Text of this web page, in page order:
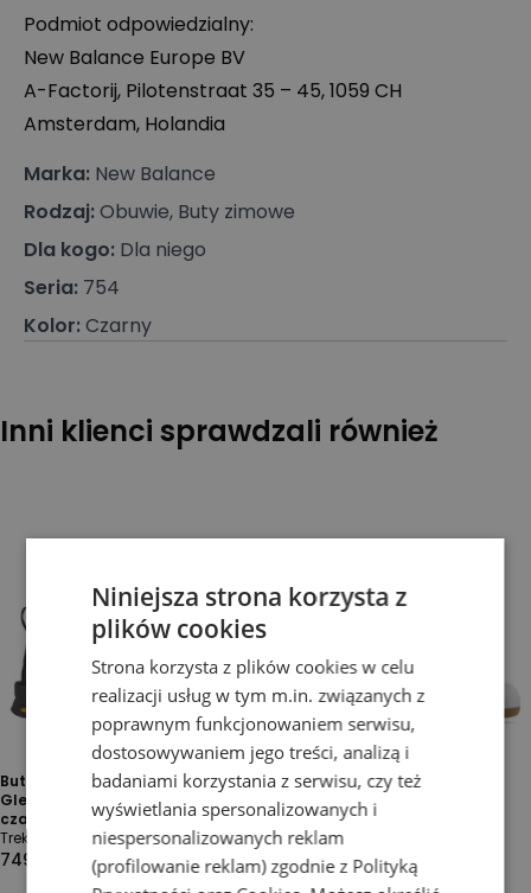
Podmiot odpowiedzialny:
New Balance Europe BV
A-Factorij, Pilotenstraat 35 – 45, 1059 CH
Amsterdam, Holandia
Marka: New Balance
Rodzaj:Obuwie, Buty zimowe
Dla kogo: Dla niego
Seria: 754
Kolor:Czarny
Inni klienci sprawdzali również
Buty unisex The North Face
Glenclyffe 0A8DAPW9O1 -
czarne
Trekking
749,99 zł
Buty unisex New Balance
U480P1BB - białe
New Balance 480
349,99 zł
-30%
Niniejsza strona korzysta z
plików cookies
Strona korzysta z plików cookies w celu
realizacji usług w tym m.in. związanych z
poprawnym funkcjonowaniem serwisu,
dostosowywaniem jego treści, analizą i
badaniami korzystania z serwisu, czy też
wyświetlania spersonalizowanych i
niespersonalizowanych reklam
(profilowanie reklam) zgodnie z Polityką